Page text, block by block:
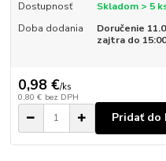
Dostupnosť
Skladom > 5
Doba dodania
Doručenie
zajtra do 15:00
0,98 €/ks
0,80 € bez DPH
Pridať do